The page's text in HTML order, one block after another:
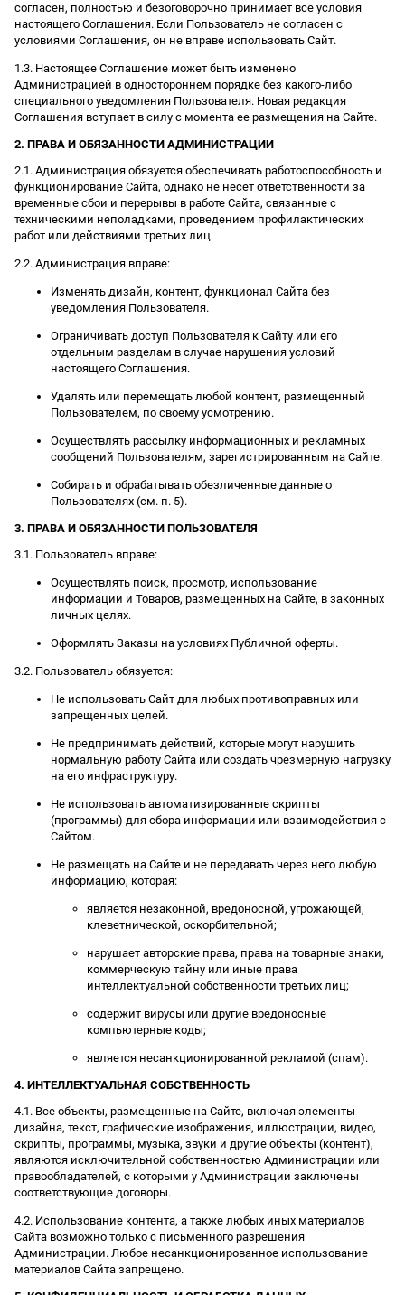
согласен, полностью и безоговорочно принимает все условия
настоящего Соглашения. Если Пользователь не согласен с
условиями Соглашения, он не вправе использовать Сайт.
1.3. Настоящее Соглашение может быть изменено
Администрацией в одностороннем порядке без какого-либо
специального уведомления Пользователя. Новая редакция
Соглашения вступает в силу с момента ее размещения на Сайте.
2. ПРАВА И ОБЯЗАННОСТИ АДМИНИСТРАЦИИ
2.1. Администрация обязуется обеспечивать работоспособность и
функционирование Сайта, однако не несет ответственности за
временные сбои и перерывы в работе Сайта, связанные с
техническими неполадками, проведением профилактических
работ или действиями третьих лиц.
2.2. Администрация вправе:
Изменять дизайн, контент, функционал Сайта без
уведомления Пользователя.
Ограничивать доступ Пользователя к Сайту или его
отдельным разделам в случае нарушения условий
настоящего Соглашения.
Удалять или перемещать любой контент, размещенный
Пользователем, по своему усмотрению.
Осуществлять рассылку информационных и рекламных
сообщений Пользователям, зарегистрированным на Сайте.
Собирать и обрабатывать обезличенные данные о
Пользователях (см. п. 5).
3. ПРАВА И ОБЯЗАННОСТИ ПОЛЬЗОВАТЕЛЯ
3.1. Пользователь вправе:
Осуществлять поиск, просмотр, использование
информации и Товаров, размещенных на Сайте, в законных
личных целях.
Оформлять Заказы на условиях Публичной оферты.
3.2. Пользователь обязуется:
Не использовать Сайт для любых противоправных или
запрещенных целей.
Не предпринимать действий, которые могут нарушить
нормальную работу Сайта или создать чрезмерную нагрузку
на его инфраструктуру.
Не использовать автоматизированные скрипты
(программы) для сбора информации или взаимодействия с
Сайтом.
Не размещать на Сайте и не передавать через него любую
информацию, которая:
является незаконной, вредоносной, угрожающей,
клеветнической, оскорбительной;
нарушает авторские права, права на товарные знаки,
коммерческую тайну или иные права
интеллектуальной собственности третьих лиц;
содержит вирусы или другие вредоносные
компьютерные коды;
является несанкционированной рекламой (спам).
4. ИНТЕЛЛЕКТУАЛЬНАЯ СОБСТВЕННОСТЬ
4.1. Все объекты, размещенные на Сайте, включая элементы
дизайна, текст, графические изображения, иллюстрации, видео,
скрипты, программы, музыка, звуки и другие объекты (контент),
являются исключительной собственностью Администрации или
правообладателей, с которыми у Администрации заключены
соответствующие договоры.
4.2. Использование контента, а также любых иных материалов
Сайта возможно только с письменного разрешения
Администрации. Любое несанкционированное использование
материалов Сайта запрещено.